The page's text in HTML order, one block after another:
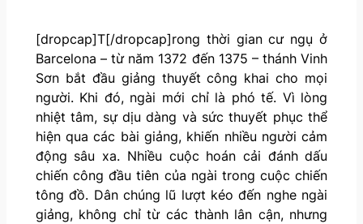
[dropcap]T[/dropcap]rong thời gian cư ngụ ở
Barcelona – từ năm 1372 đến 1375 – thánh Vinh
Sơn bắt đầu giảng thuyết công khai cho mọi
người. Khi đó, ngài mới chỉ là phó tế. Vì lòng
nhiệt tâm, sự dịu dàng và sức thuyết phục thể
hiện qua các bài giảng, khiến nhiều người cảm
động sâu xa. Nhiều cuộc hoán cải đánh dấu
chiến công đầu tiên của ngài trong cuộc chiến
tông đồ. Dân chúng lũ lượt kéo đến nghe ngài
giảng, không chỉ từ các thành lân cận, nhưng